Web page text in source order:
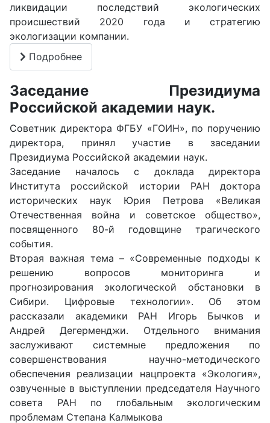
ликвидации последствий экологических
происшествий 2020 года и стратегию
экологизации компании.
Подробнее
Заседание Президиума
Российской академии наук.
Советник директора ФГБУ «ГОИН», по поручению
директора, принял участие в заседании
Президиума Российской академии наук.
Заседание началось с доклада директора
Института российской истории РАН доктора
исторических наук Юрия Петрова «Великая
Отечественная война и советское общество»,
посвященного 80-й годовщине трагического
события.
Вторая важная тема – «Современные подходы к
решению вопросов мониторинга и
прогнозирования экологической обстановки в
Сибири. Цифровые технологии». Об этом
рассказали академики РАН Игорь Бычков и
Андрей Дегерменджи. Отдельного внимания
заслуживают системные предложения по
совершенствования научно-методического
обеспечения реализации нацпроекта «Экология»,
озвученные в выступлении председателя Научного
совета РАН по глобальным экологическим
проблемам Степана Калмыкова